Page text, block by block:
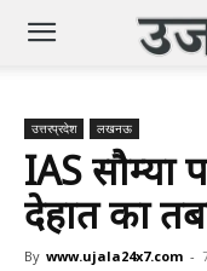
उत्तरप्रदेश लखनऊ
IAS सौम्या
देहात का
By www.ujala24x7.com -